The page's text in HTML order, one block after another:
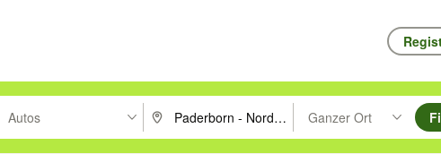
um zu suchen, oder Vorschläge mit den Pfeiltasten nach oben/unten
Autos PLZ oder Ort eingeben. Eingabetaste drücken
Ganzer Ort
Suche im Umkreis des